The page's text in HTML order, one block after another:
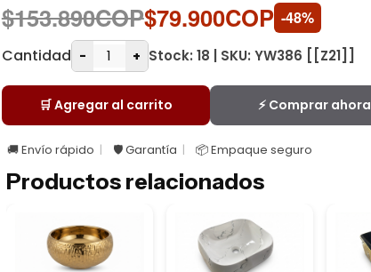
$153.890COP$79.900COP -48%
Cantidad - + Stock: 18 | SKU: YW386 [[Z21]]
🛒 Agregar al carrito ⚡ Comprar ahora
🚚 Envío rápido 🛡️ Garantía 📦 Empaque seguro
Productos relacionados